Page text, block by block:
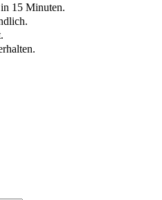
15 Minuten.